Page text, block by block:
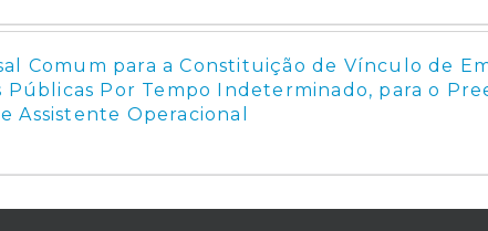
Comum para a Constituição de Vínculo de
Públicas Por Tempo Indeterminado, para o
Assistente Operacional